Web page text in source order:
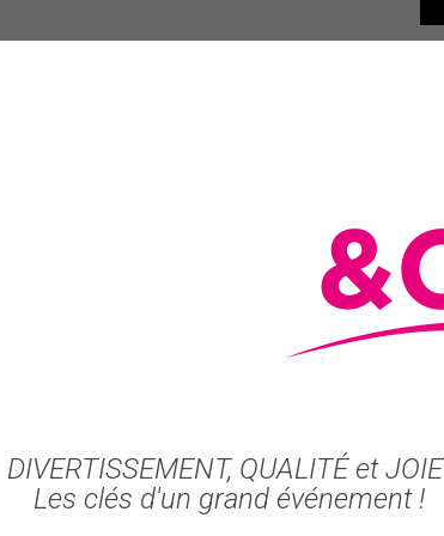
DIVERTISSEMENT, QUALITÉ et JOIE
Les clés d'un grand événement !